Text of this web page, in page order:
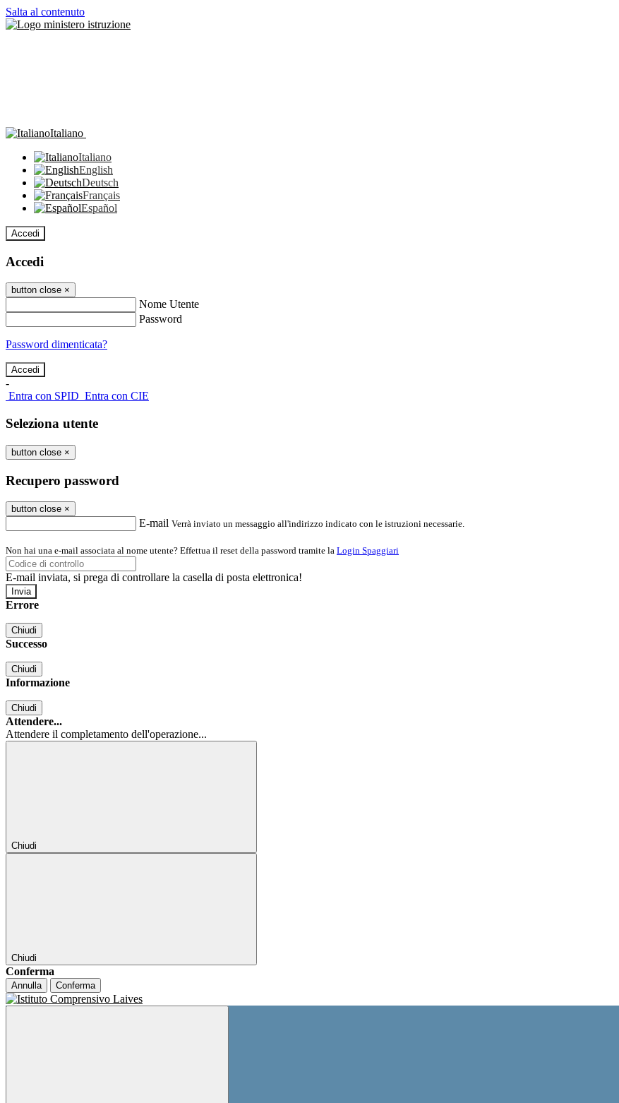
Salta al contenuto
Italiano
Italiano
English
Deutsch
Français
Español
Accedi
Accedi
button close ×
Nome Utente
Password
Password dimenticata?
-
Entra con SPID Entra con CIE
Seleziona utente
button close ×
Recupero password
button close ×
E-mail Verrà inviato un messaggio all'indirizzo indicato con le istruzioni necessarie.
Non hai una e-mail associata al nome utente? Effettua il reset della password tramite la Login Spaggiari
E-mail inviata, si prega di controllare la casella di posta elettronica!
Errore
Chiudi
Successo
Chiudi
Informazione
Chiudi
Attendere...
Attendere il completamento dell'operazione...
Chiudi
Chiudi
Conferma
Annulla Conferma